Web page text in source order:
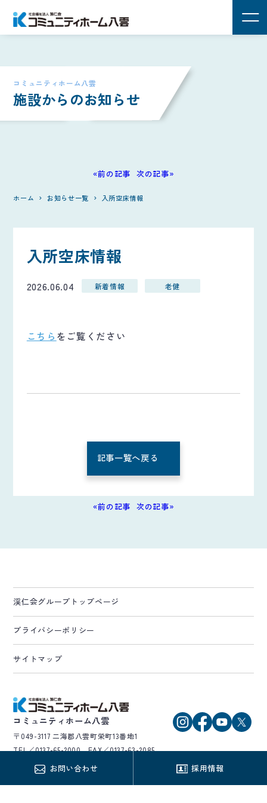
コミュニティホーム八雲
施設からのお知らせ
«前の記事 次の記事»
ホーム お知らせ一覧 入所空床情報
入所空床情報
2026.06.04 新着情報 老健
こちら をご覧ください
記事一覧へ戻る
«前の記事 次の記事»
渓仁会グループトップページ
プライバシーポリシー
サイトマップ
コミュニティホーム八雲
〒049-3117 二海郡八雲町栄町13番地1
TEL／0137-65-2000 FAX／0137-63-2085
お問い合わせ 採用情報